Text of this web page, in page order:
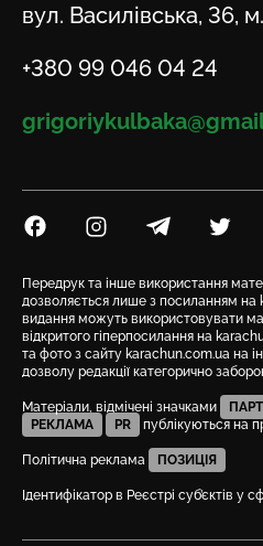
Адреса
вул. Василівська, 36,
Телефон
+380 99 046 04 24
Email
Посилання на Facebook
Посилання на Instagram
Посилання на
Передрук та інше використання
дозволяється лише з посиланням на
видання можуть використовувати
відкритого гіперпосилання на
та фото з сайту karachun.com.ua на
дозволу редакції категорично
Матеріали, відмічені значками
РЕКЛАМА
PR публікуються на
Політична реклама ПОЗИЦІЯ
Ідентифікатор в Реєстрі суб’єктів у